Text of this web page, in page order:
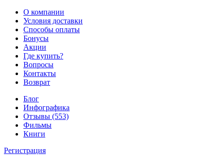
О компании
Условия доставки
Способы оплаты
Бонусы
Акции
Где купить?
Вопросы
Контакты
Возврат
Блог
Инфографика
Отзывы (553)
Фильмы
Книги
Регистрация